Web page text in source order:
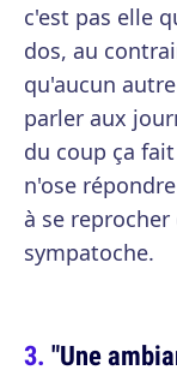
c'est pas elle
dos, au
qu'aucun
parler aux
du coup ça
n'ose
à se
sympatoche.
"Une